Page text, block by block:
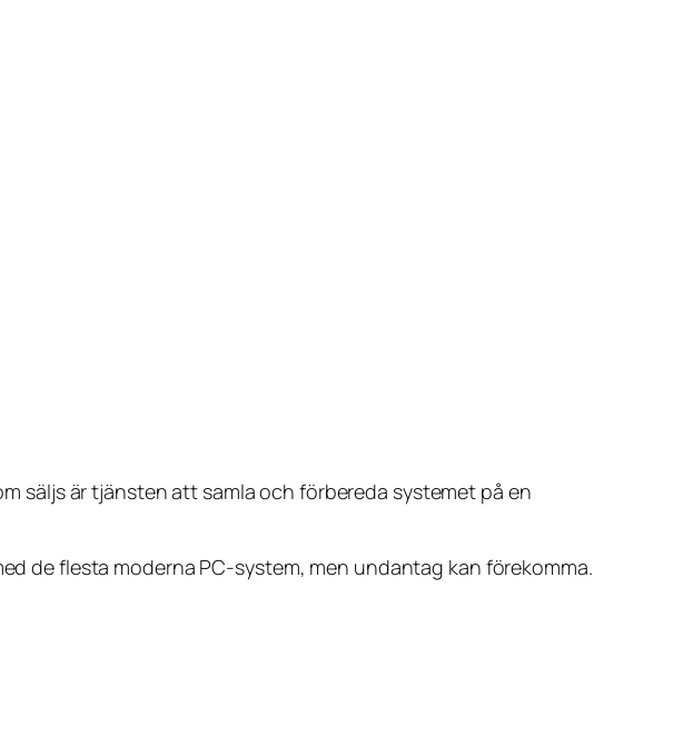
säljs är tjänsten att samla och förbereda systemet på en
de flesta moderna PC-system, men undantag kan förekomma.